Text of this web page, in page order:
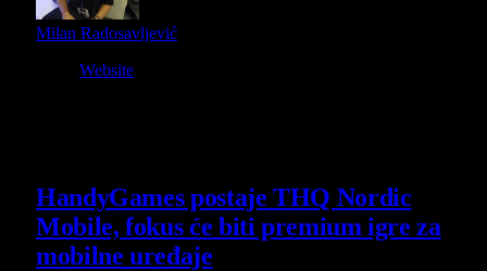
Milan Radosavljević
Website
HandyGames postaje THQ Nordic
Mobile, fokus će biti premium igre za
mobilne uređaje